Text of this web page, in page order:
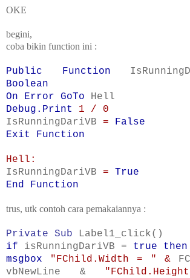
OKE
begini,
coba bikin function ini :
Public Function
Boolean
On Error GoTo Hell
Debug.Print
1 / 0
IsRunningDariVB =
False
Exit Function
Hell:
IsRunningDariVB =
True
End Function
trus, utk contoh cara pemakaiannya :
Private Sub Label1_click()
if isRunningDariVB = true then
msgbox
"FChild.Width = " &
vbNewLine &